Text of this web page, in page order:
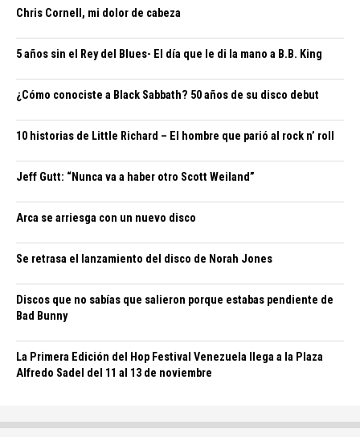
Chris Cornell, mi dolor de cabeza
5 años sin el Rey del Blues- El día que le di la mano a B.B. King
¿Cómo conociste a Black Sabbath? 50 años de su disco debut
10 historias de Little Richard – El hombre que parió al rock n’ roll
Jeff Gutt: “Nunca va a haber otro Scott Weiland”
Arca se arriesga con un nuevo disco
Se retrasa el lanzamiento del disco de Norah Jones
Discos que no sabías que salieron porque estabas pendiente de
Bad Bunny
La Primera Edición del Hop Festival Venezuela llega a la Plaza
Alfredo Sadel del 11 al 13 de noviembre